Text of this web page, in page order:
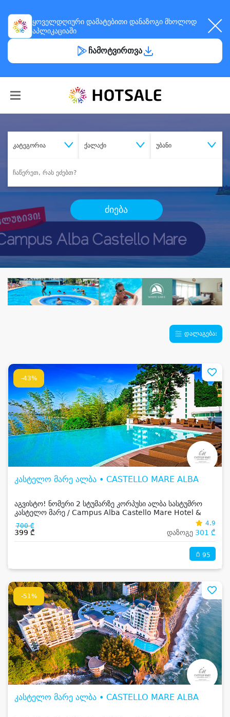
ყოველდღიური დამატებითი დანაზოგი მხოლოდ
აპლიკაციაში
ჩამოტვირთვა
კატეგორია ქალაქი უბანი
ძიება
დალაგება:
-43%
კასტელო მარე ალბა • CASTELLO MARE ALBA
აგვისტო! ნომერი 2 სტუმარზე კორპუსი ალბა სასტუმრო
კასტელო მარე / Campus Alba Castello Mare Hotel &
Wellness Resort -სგან!
700 ₾
399 ₾
4.9
დაზოგე 301 ₾
95
-51%
კასტელო მარე ალბა • CASTELLO MARE ALBA